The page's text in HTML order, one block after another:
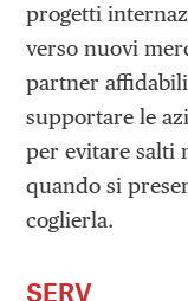
progetti
verso nuovi
partner affidabili
supportare le
per evitare salti
quando si
coglierla.
SERV